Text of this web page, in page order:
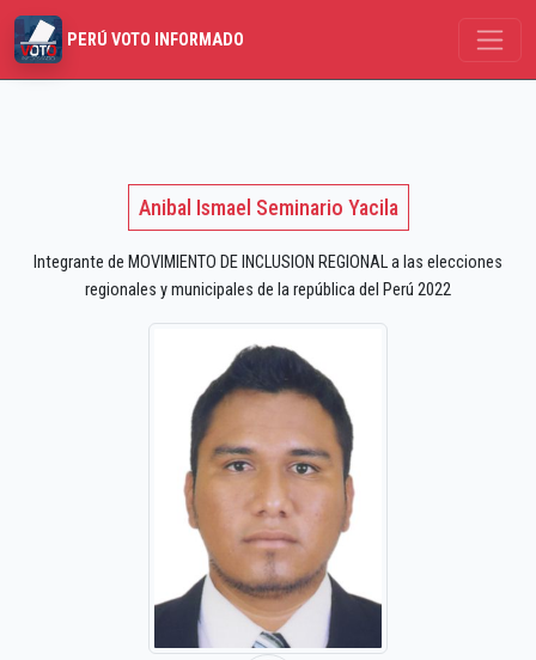
PERÚ VOTO INFORMADO
Anibal Ismael Seminario Yacila
Integrante de MOVIMIENTO DE INCLUSION REGIONAL a las elecciones
regionales y municipales de la república del Perú 2022